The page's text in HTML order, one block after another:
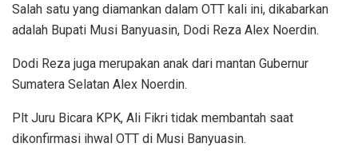
Salah satu yang diamankan dalam OTT kali ini, dikabarkan
adalah Bupati Musi Banyuasin, Dodi Reza Alex Noerdin.
Dodi Reza juga merupakan anak dari mantan Gubernur
Sumatera Selatan Alex Noerdin.
Plt Juru Bicara KPK, Ali Fikri tidak membantah saat
dikonfirmasi ihwal OTT di Musi Banyuasin.